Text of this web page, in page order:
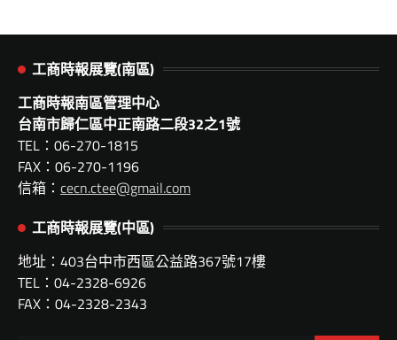
工商時報展覽(南區)
工商時報南區管理中心
台南市歸仁區中正南路二段32之1號
TEL：06-270-1815
FAX：06-270-1196
信箱： cecn.ctee@gmail.com
工商時報展覽(中區)
地址：403台中市西區公益路367號17樓
TEL：04-2328-6926
FAX：04-2328-2343